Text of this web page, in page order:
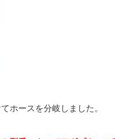
ホースを分岐しました。